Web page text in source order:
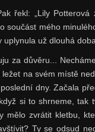
řekl: „Lily
součást mého
uplynula už dlouhá
za důvěru...
na svém místě
dny. Začala
si to shrneme, tak
mělo zvrátit kletbu,
Ty se odsud